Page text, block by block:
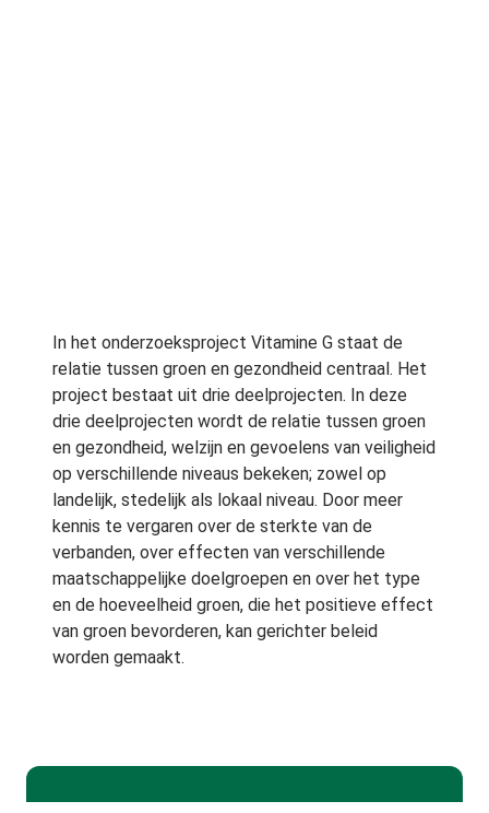
In het onderzoeksproject Vitamine G staat de
relatie tussen groen en gezondheid centraal. Het
project bestaat uit drie deelprojecten. In deze
drie deelprojecten wordt de relatie tussen groen
en gezondheid, welzijn en gevoelens van veiligheid
op verschillende niveaus bekeken; zowel op
landelijk, stedelijk als lokaal niveau. Door meer
kennis te vergaren over de sterkte van de
verbanden, over effecten van verschillende
maatschappelijke doelgroepen en over het type
en de hoeveelheid groen, die het positieve effect
van groen bevorderen, kan gerichter beleid
worden gemaakt.